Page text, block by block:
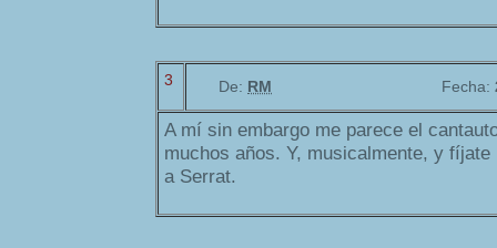
3 De: RM Fecha:
A mí sin embargo me parece el
muchos años. Y, musicalmente, y
a Serrat.